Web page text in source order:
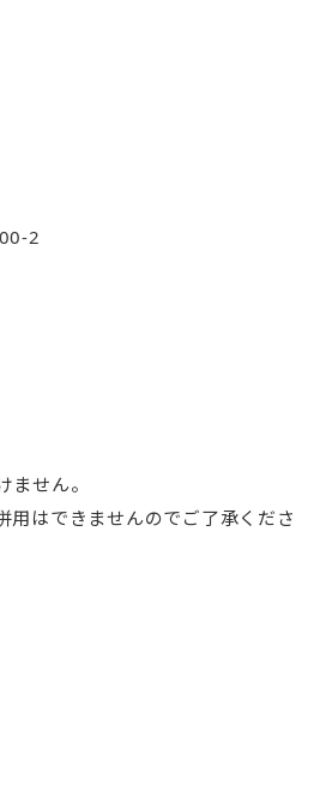
2
せん。
用はできませんのでご了承くださ